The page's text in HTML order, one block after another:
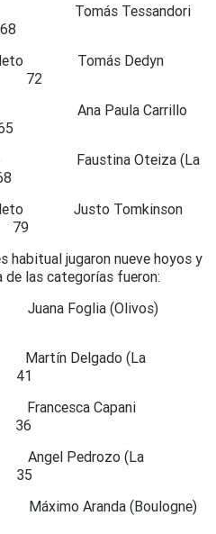
Tomás Tessandori
Neto Tomás Dedyn
Ana Paula Carrillo
Neto Faustina Oteiza (La
Neto Justo Tomkinson
habitual jugaron nueve hoyos y
de las categorías fueron:
Foglia (Olivos)
Delgado (La
Capani
Pedrozo (La
Aranda (Boulogne)